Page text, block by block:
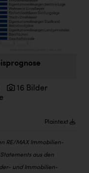
16 Bilder
Plaintext
RE/MAX Immobilien-
aus den
und Immobilien-